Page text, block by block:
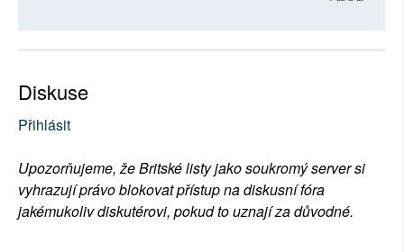
Diskuse
Přihlásit
Upozorňujeme, že Britské listy jako soukromý server si
vyhrazují právo blokovat přístup na diskusní fóra
jakémukoliv diskutérovi, pokud to uznají za důvodné.